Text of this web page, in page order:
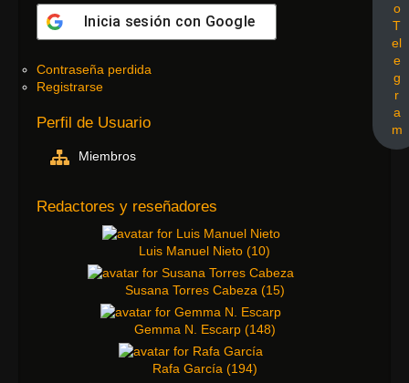
Inicia sesión con Google
Contraseña perdida
Registrarse
Perfil de Usuario
Miembros
o
T
el
e
g
r
a
m
Redactores y reseñadores
Luis Manuel Nieto (10)
Susana Torres Cabeza (15)
Gemma N. Escarp (148)
Rafa García (194)